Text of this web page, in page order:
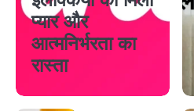
प्यार और
आत्मनिर्भरता का
रास्ता